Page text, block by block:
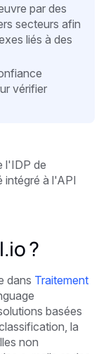
par des
secteurs afin
liés à des
vérifier
l'IDP de
intégré à l'API
?
dans Traitement
basées
la
non